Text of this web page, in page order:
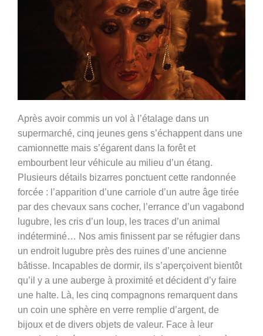
Après avoir commis un vol à l’étalage dans un
supermarché, cinq jeunes gens s’échappent dans une
camionnette mais s’égarent dans la forêt et
embourbent leur véhicule au milieu d’un étang.
Plusieurs détails bizarres ponctuent cette randonnée
forcée : l’apparition d’une carriole d’un autre âge tirée
par des chevaux sans cocher, l’errance d’un vagabond
lugubre, les cris d’un loup, les traces d’un animal
indéterminé… Nos amis finissent par se réfugier dans
un endroit lugubre près des ruines d’une ancienne
bâtisse. Incapables de dormir, ils s’aperçoivent bientôt
qu’il y a une auberge à proximité et décident d’y faire
une halte. Là, les cinq compagnons remarquent dans
un coin une sphère en verre remplie d’argent, de
bijoux et de divers objets de valeur. Face à leur